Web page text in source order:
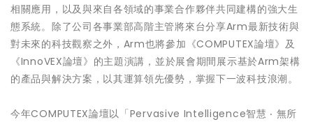
相關應用，以及與來自各領域的事業合作夥伴共同建構的強大生
態系統。除了公司各事業部高階主管將來台分享Arm最新技術與
對未來的科技觀察之外，Arm也將參加《COMPUTEX論壇》及
《InnoVEX論壇》的主題演講，並於展會期間展示基於Arm架構
的產品與解決方案，以其運算領先優勢，掌握下一波科技浪潮。
今年COMPUTEX論壇以「Pervasive Intelligence智慧 ‧ 無所